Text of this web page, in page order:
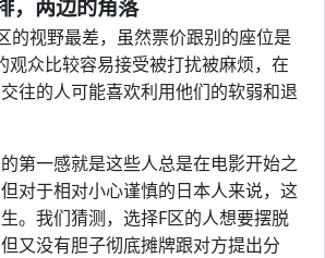
，两边的角落
的视野最差，虽然票价跟别的座位是
观众比较容易接受被打扰被麻烦，在
往的人可能喜欢利用他们的软弱和退
第一感就是这些人总是在电影开始之
对于相对小心谨慎的日本人来说，这
。我们猜测，选择F区的人想要摆脱
又没有胆子彻底摊牌跟对方提出分